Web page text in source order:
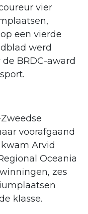
vier
een vierde
werd
BRDC-award
voorafgaand
Arvid
Oceania
zes
klasse.